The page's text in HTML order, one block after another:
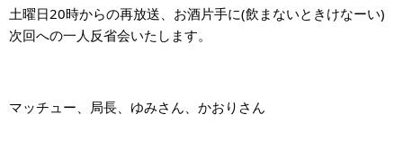
土曜日20時からの再放送、お酒片手に(飲まないときけなーい)
次回への一人反省会いたします。
マッチュー、局長、ゆみさん、かおりさん